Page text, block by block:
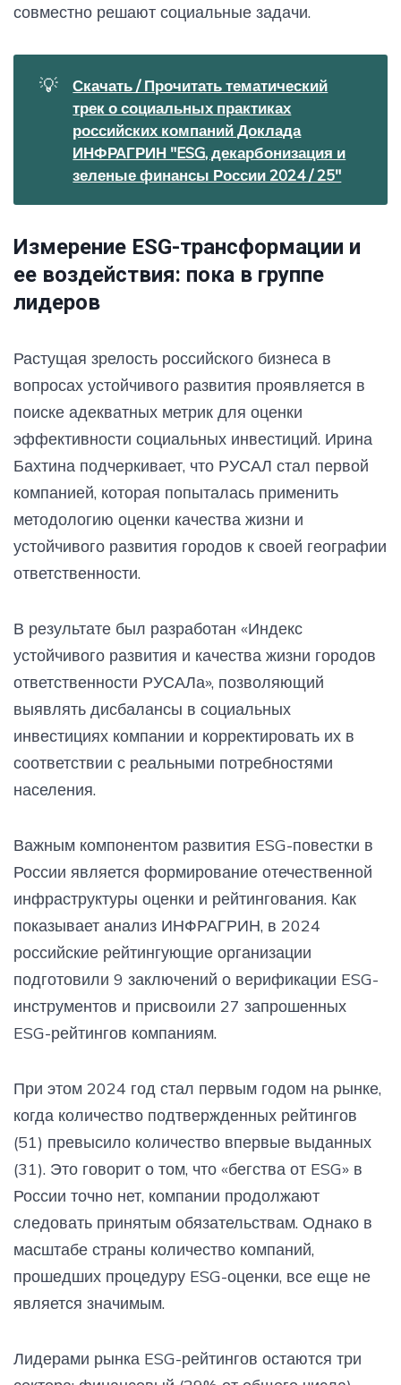
совместно решают социальные задачи.
💡
Скачать / Прочитать тематический
трек о социальных практиках
российских компаний Доклада
ИНФРАГРИН "ESG, декарбонизация и
зеленые финансы России 2024 / 25"
Измерение ESG-трансформации и
ее воздействия: пока в группе
лидеров
Растущая зрелость российского бизнеса в
вопросах устойчивого развития проявляется в
поиске адекватных метрик для оценки
эффективности социальных инвестиций. Ирина
Бахтина подчеркивает, что РУСАЛ стал первой
компанией, которая попыталась применить
методологию оценки качества жизни и
устойчивого развития городов к своей географии
ответственности.
В результате был разработан «Индекс
устойчивого развития и качества жизни городов
ответственности РУСАЛа», позволяющий
выявлять дисбалансы в социальных
инвестициях компании и корректировать их в
соответствии с реальными потребностями
населения.
Важным компонентом развития ESG-повестки в
России является формирование отечественной
инфраструктуры оценки и рейтингования. Как
показывает анализ ИНФРАГРИН, в 2024
российские рейтингующие организации
подготовили 9 заключений о верификации ESG-
инструментов и присвоили 27 запрошенных
ESG-рейтингов компаниям.
При этом 2024 год стал первым годом на рынке,
когда количество подтвержденных рейтингов
(51) превысило количество впервые выданных
(31). Это говорит о том, что «бегства от ESG» в
России точно нет, компании продолжают
следовать принятым обязательствам. Однако в
масштабе страны количество компаний,
прошедших процедуру ESG-оценки, все еще не
является значимым.
Лидерами рынка ESG-рейтингов остаются три